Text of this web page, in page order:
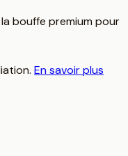
bouffe premium pour
En savoir plus